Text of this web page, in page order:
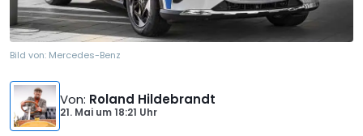
Bild von: Mercedes-Benz
Von: Roland Hildebrandt
21. Mai um18:21 Uhr